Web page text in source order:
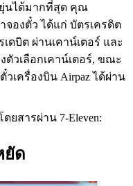
ยุ่นได้มากที่สุด คุณ
จองตั๋ว ได้แก่ บัตรเครดิต
ดบิต ผ่านเคาน์เตอร์ และ
ตัวเลือกเคาน์เตอร์, ขณะ
เครื่องบิน Airpaz ได้ผ่าน
สารผ่าน 7-Eleven:
ยัด